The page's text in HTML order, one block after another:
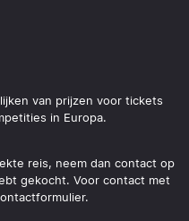
van prijzen voor tickets
in Europa.
reis, neem dan contact op
gekocht. Voor contact met